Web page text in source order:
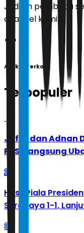
Jadilah pembaca
channel kami!
Artikel Terkait
Terpopuler
Jafar dan Adnan
PBSI Langsung
2
Hasil Piala
Surabaya 1-1,
3